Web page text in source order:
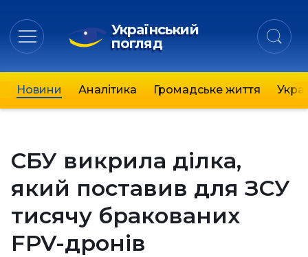
Український
погляд
Новини Аналітика Громадське життя
СБУ викрила ділка,
який поставив для ЗСУ
тисячу бракованих
FPV-дронів